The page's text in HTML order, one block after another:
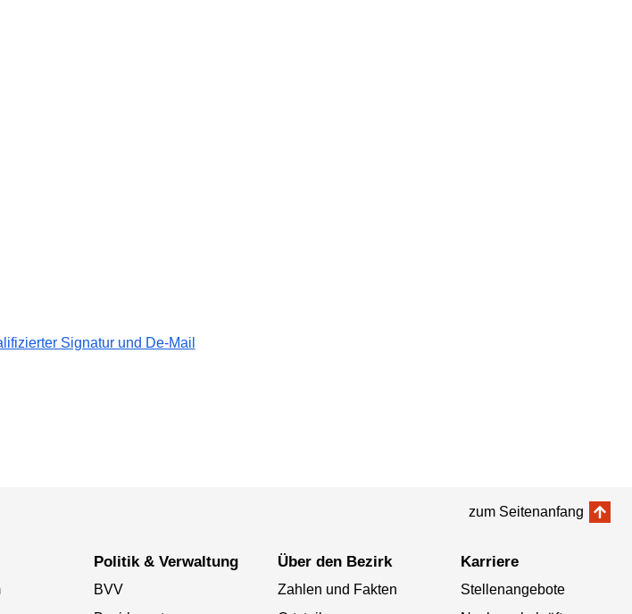
Signatur und De-Mail
zum Seitenanfang
Politik & Verwaltung
BVV
Über den Bezirk
Zahlen und Fakten
Karriere
Stellenangebote